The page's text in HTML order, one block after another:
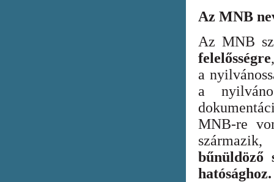
Az MNB
Az MNB
felelősségre
a
a
MNB-re
bűnüldöző
hatósághoz.